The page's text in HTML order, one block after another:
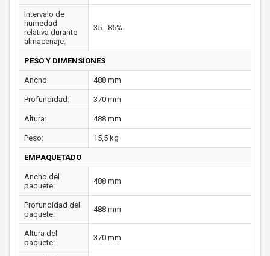
Intervalo de
humedad
relativa durante
almacenaje:
35 - 85%
PESO Y DIMENSIONES
Ancho: 488 mm
Profundidad: 370 mm
Altura: 488 mm
Peso: 15,5 kg
EMPAQUETADO
Ancho del
paquete:
488 mm
Profundidad del
paquete:
488 mm
Altura del
paquete:
370 mm